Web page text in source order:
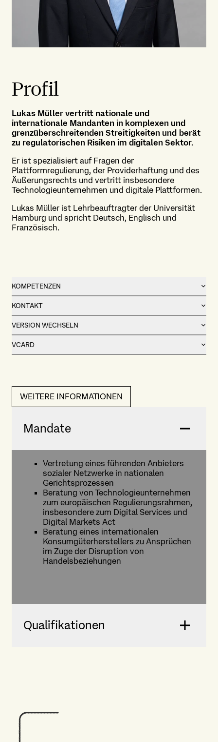
Profil
Lukas Müller vertritt nationale und
internationale Mandanten in komplexen und
grenzüberschreitenden Streitigkeiten und berät
zu regulatorischen Risiken im digitalen Sektor.
Er ist spezialisiert auf Fragen der
Plattformregulierung, der Providerhaftung und des
Äußerungsrechts und vertritt insbesondere
Technologieunternehmen und digitale Plattformen.
Lukas Müller ist Lehrbeauftragter der Universität
Hamburg und spricht Deutsch, Englisch und
Französisch.
KOMPETENZEN
KONTAKT
VERSION WECHSELN
VCARD
WEITERE INFORMATIONEN
Mandate
Vertretung eines führenden Anbieters
sozialer Netzwerke in nationalen
Gerichtsprozessen
Beratung von Technologieunternehmen
zum europäischen Regulierungsrahmen,
insbesondere zum Digital Services und
Digital Markets Act
Beratung eines internationalen
Konsumgüterherstellers zu Ansprüchen
im Zuge der Disruption von
Handelsbeziehungen
Qualifikationen